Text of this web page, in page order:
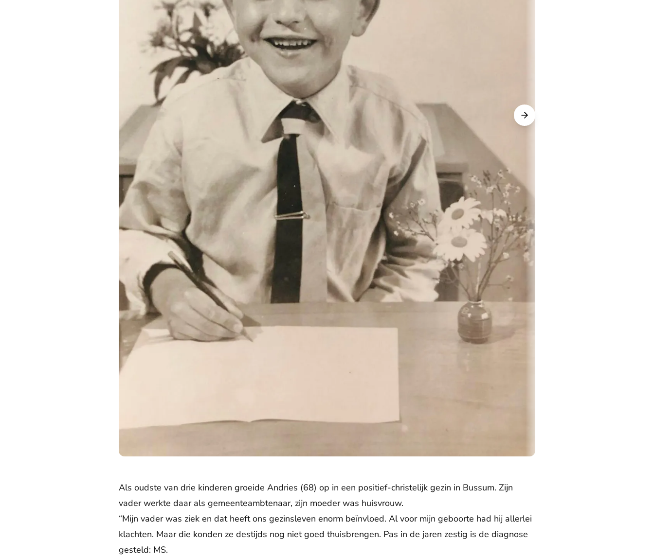
Als oudste van drie kinderen groeide Andries (68) op in een positief-christelijk gezin in Bussum. Zijn
vader werkte daar als gemeenteambtenaar, zijn moeder was huisvrouw.
“Mijn vader was ziek en dat heeft ons gezinsleven enorm beïnvloed. Al voor mijn geboorte had hij allerlei
klachten. Maar die konden ze destijds nog niet goed thuisbrengen. Pas in de jaren zestig is de diagnose
gesteld: MS.